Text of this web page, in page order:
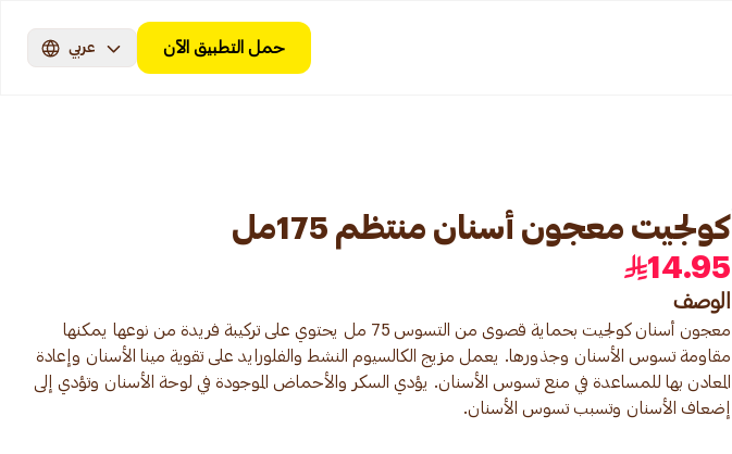
حمل التطبيق الآن عربي
كولجيت معجون أسنان منتظم 175مل
14.95
الوصف
معجون أسنان كولجيت بحماية قصوى من التسوس 75 مل يحتوي على تركيبة فريدة من نوعها يمكنها
مقاومة تسوس الأسنان وجذورها. يعمل مزيج الكالسيوم النشط والفلورايد على تقوية مينا الأسنان وإعادة
المعادن بها للمساعدة في منع تسوس الأسنان. يؤدي السكر والأحماض الموجودة في لوحة الأسنان وتؤدي إلى
إضعاف الأسنان وتسبب تسوس الأسنان.